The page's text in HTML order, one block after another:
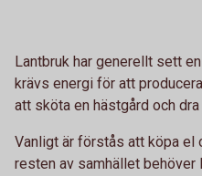
Lantbruk har generellt sett
krävs energi för att
att sköta en hästgård och
Vanligt är förstås att köpa el
resten av samhället behöver